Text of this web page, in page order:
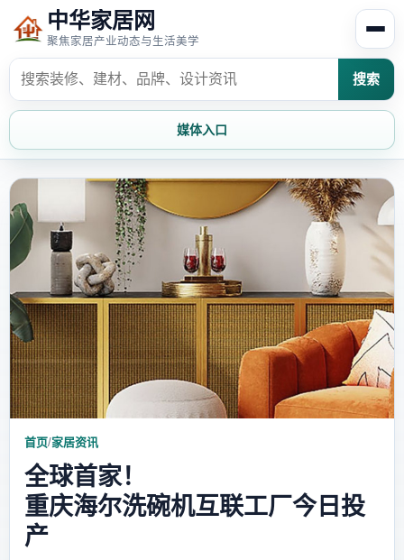
中华家居网
聚焦家居产业动态与生活美学
搜索
媒体入口
家居资讯
家居风水
时尚饰家 装修设计
家具知识 家居文化
家装攻略 创意家居
首页/家居资讯
全球首家！
重庆海尔洗碗机互联工厂今日投
产